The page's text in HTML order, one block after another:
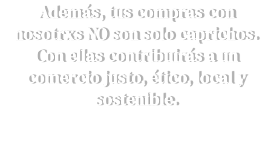
Además, tus compras con
nosotrxs NO son solo caprichos.
Con ellas contribuirás a un
comercio justo, ético, local y
sostenible.